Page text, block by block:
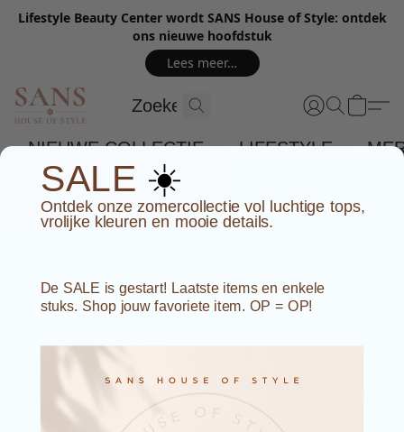
Lifestyle Beauty Center wordt SANS House of Style: ontdek
ons nieuwe hoofdstuk
Lees meer…
NIEUWE COLLECTIE LIFESTYLE
SALE ☀️
Ontdek onze zomercollectie vol luchtige tops,
vrolijke kleuren en mooie details.
De SALE is gestart! Laatste items en enkele
stuks. Shop jouw favoriete item. OP = OP!